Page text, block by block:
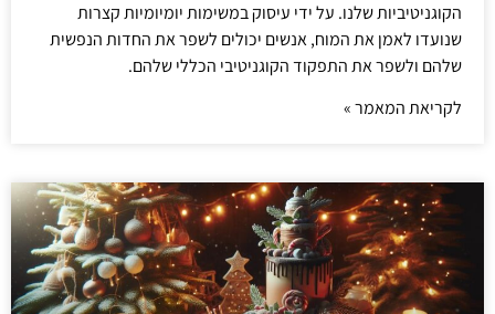
הקוגניטיביות שלנו. על ידי עיסוק במשימות יומיומיות קצרות
שנועדו לאמן את המוח, אנשים יכולים לשפר את החדות הנפשית
שלהם ולשפר את התפקוד הקוגניטיבי הכללי שלהם.
לקריאת המאמר »